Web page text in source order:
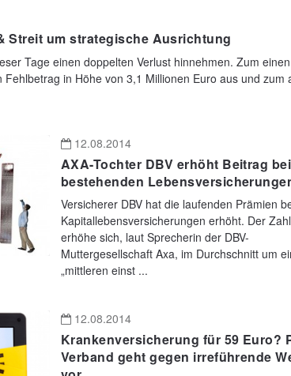
Streit um strategische Ausrichtung
Tage einen doppelten Verlust hinnehmen. Zum
in Höhe von 3,1 Millionen Euro aus und zum
12.08.2014
AXA-Tochter DBV erhöht Beitrag bei
bestehenden
Versicherer DBV hat die laufenden Prämien
Kapitallebensversicherungen erhöht. Der
erhöhe sich, laut Sprecherin der DBV-
Muttergesellschaft Axa, im Durchschnitt um
„mittleren einst ...
12.08.2014
Krankenversicherung für 59 Euro?
Verband geht gegen irreführende